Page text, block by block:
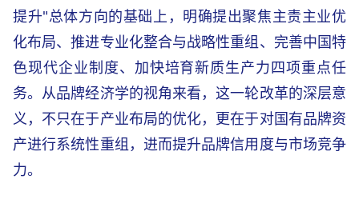
提升"总体方向的基础上，明确提出聚焦主责主业优
化布局、推进专业化整合与战略性重组、完善中国特
色现代企业制度、加快培育新质生产力四项重点任
务。从品牌经济学的视角来看，这一轮改革的深层意
义，不只在于产业布局的优化，更在于对国有品牌资
产进行系统性重组，进而提升品牌信用度与市场竞争
力。